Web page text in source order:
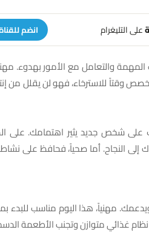
على التليغرام انضم
المهمة والتعامل مع الأمور بهدوء.
وقتاً للاسترخاء، فهو لن يقلل من
على شخص جديد يثير اهتمامك. على
إلى النجاح. أما صحياً، فحافظ على
مهنياً، هذا اليوم مناسب للبدء
غذائي متوازن وتجنب الأطعمة